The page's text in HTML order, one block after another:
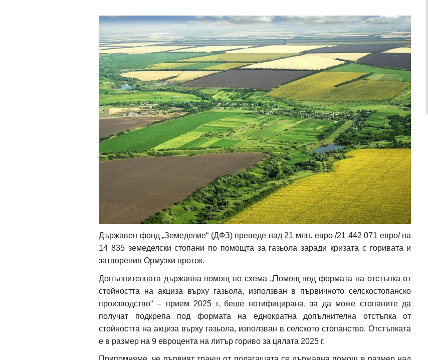
Държавен фонд „Земеделие“ (ДФЗ) преведе над 21 млн. евро /21 442 071 евро/ на
14 835 земеделски стопани по помощта за газьола заради кризата с горивата и
затворения Ормузки проток.
Допълнителната държавна помощ по схема „Помощ под формата на отстъпка от
стойността на акциза върху газьола, използван в първичното селскостопанско
производство“ – прием 2025 г. беше нотифицирана, за да може стопаните да
получат подкрепа под формата на еднократна допълнителна отстъпка от
стойността на акциза върху газьола, използван в селското стопанство. Отстъпката
е в размер на 9 евроцента на литър гориво за цялата 2025 г.